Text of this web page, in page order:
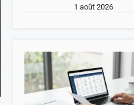
1 août 2026